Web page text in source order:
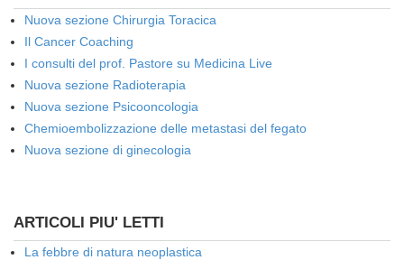
Nuova sezione Chirurgia Toracica
Il Cancer Coaching
I consulti del prof. Pastore su Medicina Live
Nuova sezione Radioterapia
Nuova sezione Psicooncologia
Chemioembolizzazione delle metastasi del fegato
Nuova sezione di ginecologia
ARTICOLI PIU' LETTI
La febbre di natura neoplastica